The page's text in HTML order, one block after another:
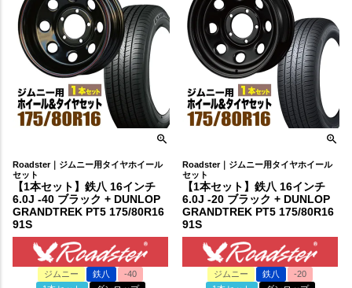
Roadster｜ジムニー用タイヤホイール
セット
【1本セット】鉄八 16インチ
6.0J -40 ブラック + DUNLOP
GRANDTREK PT5 175/80R16
91S
ジムニー 鉄八
-40
Roadster｜ジムニー用タイヤホイール
セット
【1本セット】鉄八 16インチ
6.0J -20 ブラック + DUNLOP
GRANDTREK PT5 175/80R16
91S
ジムニー 鉄八
-20